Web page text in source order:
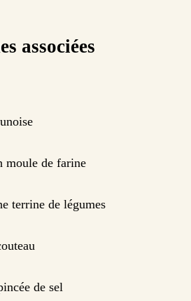
associées
moule de farine
terrine de légumes
de sel